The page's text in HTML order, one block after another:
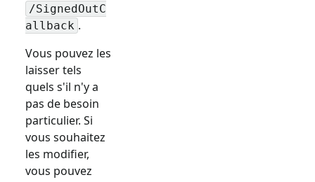
/SignedOutC
allback .
Vous pouvez les
laisser tels
quels s'il n'y a
pas de besoin
particulier. Si
vous souhaitez
les modifier,
vous pouvez